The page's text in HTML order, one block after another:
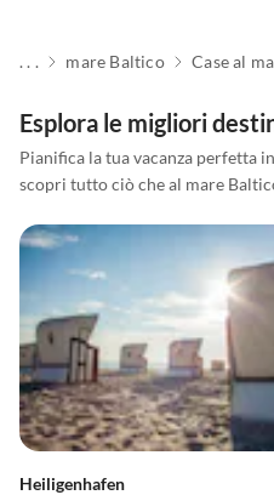
. . . mare Baltico Case al
Esplora le migliori
Pianifica la tua vacanza perfetta
scopri tutto ciò che al mare
Heiligenhafen